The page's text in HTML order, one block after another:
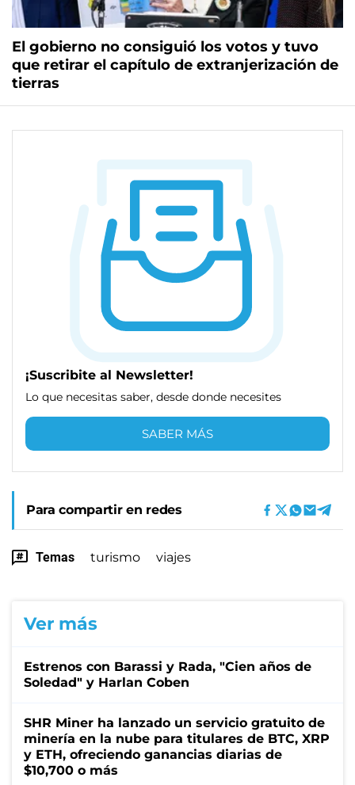
El gobierno no consiguió los votos y tuvo
que retirar el capítulo de extranjerización de
tierras
¡Suscribite al Newsletter!
Lo que necesitas saber, desde donde necesites
SABER MÁS
Para compartir en redes
Temas turismo viajes
Ver más
Estrenos con Barassi y Rada, "Cien años de
Soledad" y Harlan Coben
SHR Miner ha lanzado un servicio gratuito de
minería en la nube para titulares de BTC, XRP
y ETH, ofreciendo ganancias diarias de
$10,700 o más